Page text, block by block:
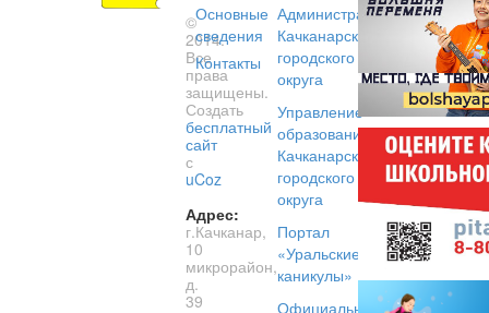
©
2014.
Все
права
защищены.
Создать
бесплатный
сайт
с
uCoz
Адрес:
г.Качканар,
10
микрорайон,
д.
39
Основные
сведения
Контакты
Администрация
Качканарского
городского
округа
Управление
образованием
Качканарского
городского
округа
Портал
«Уральские
каникулы»
Официальный